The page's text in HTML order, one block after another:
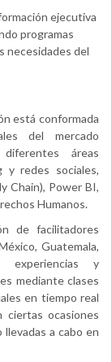
ejecutiva
programas
necesidades del
está conformada
del mercado
áreas
y redes sociales,
Chain), Power BI,
Humanos.
de facilitadores
Guatemala,
experiencias y
mediante clases
en tiempo real
ciertas ocasiones
a cabo en